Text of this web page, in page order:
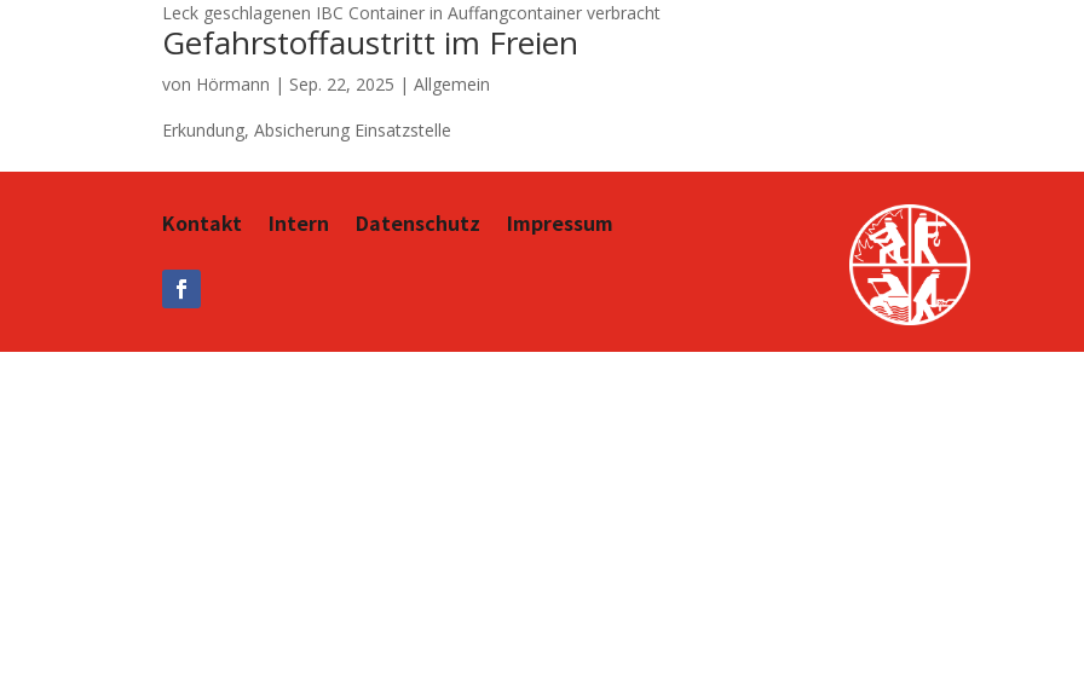
Leck geschlagenen IBC Container in Auffangcontainer verbracht
Gefahrstoffaustritt im Freien
von Hörmann | Sep. 22, 2025 | Allgemein
Erkundung, Absicherung Einsatzstelle
Kontakt Intern Datenschutz Impressum